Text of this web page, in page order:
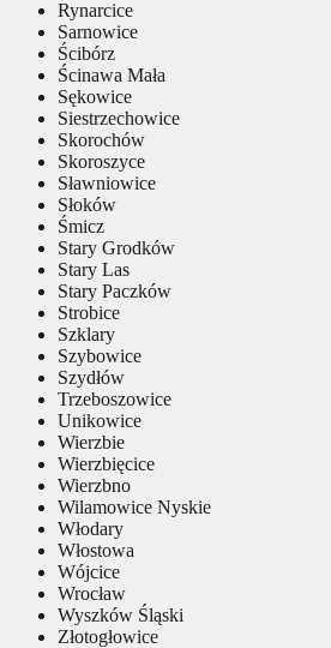
Rynarcice
Sarnowice
Ścibórz
Ścinawa Mała
Sękowice
Siestrzechowice
Skorochów
Skoroszyce
Sławniowice
Słoków
Śmicz
Stary Grodków
Stary Las
Stary Paczków
Strobice
Szklary
Szybowice
Szydłów
Trzeboszowice
Unikowice
Wierzbie
Wierzbięcice
Wierzbno
Wilamowice Nyskie
Włodary
Włostowa
Wójcice
Wrocław
Wyszków Śląski
Złotogłowice